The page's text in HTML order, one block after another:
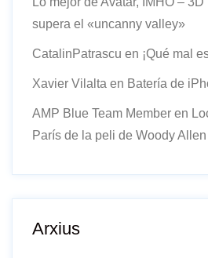
supera el «uncanny valley»
CatalinPatrascu en ¡Qué mal
Xavier Vilalta en Batería de
AMP Blue Team Member en
París de la peli de Woody Allen
Arxius